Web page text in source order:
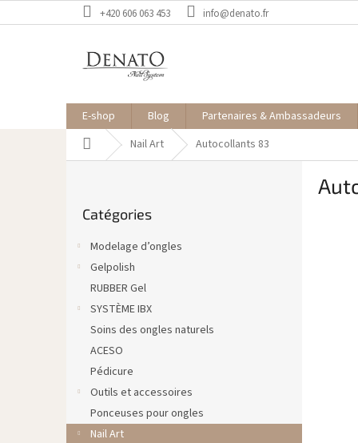
au
+420 606 063 453 info@denato.fr
E-shop Blog Partenaires & Ambassadeurs
AccueilNail Art Autocollants 83
les
Catégories
Modelage d’ongles
Gelpolish
RUBBER Gel
SYSTÈME IBX
Soins des ongles naturels
ACESO
Pédicure
Outils et accessoires
Ponceuses pour ongles
Nail Art